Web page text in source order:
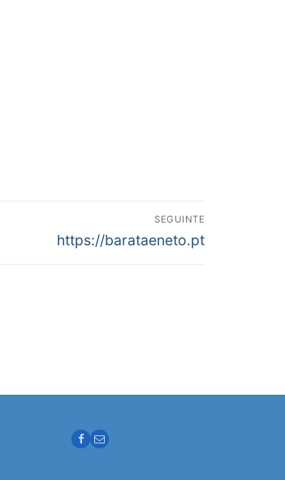
SEGUINTE
Next
https://barataeneto.pt